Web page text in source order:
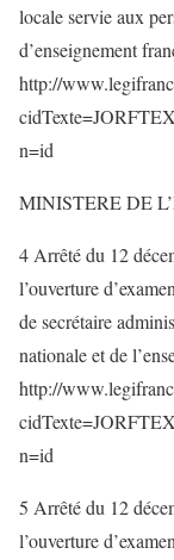
locale servie aux
d’enseignement
http://
n=id
MINISTERE DE
4 Arrêté du 12
l’ouverture
de secrétaire
nationale et de
http://
n=id
5 Arrêté du 12
l’ouverture